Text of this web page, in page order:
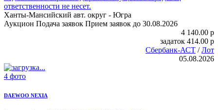
ответственности не несет.
Ханты-Мансийский авт. округ - Югра
Аукцион Подача заявок Прием заявок до 30.08.2026
4 140.00 p
задаток 414.00 p
Сбербанк-АСТ /Лот
05.08.2026
4 фото
DAEWOO NEXIA